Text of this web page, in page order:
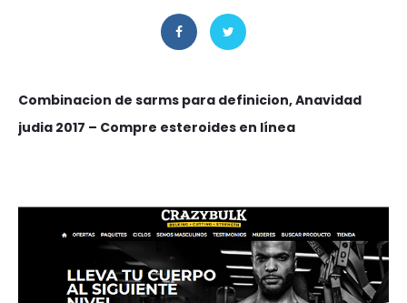
Combinacion de sarms para definicion, Anavidad
judia 2017 – Compre esteroides en línea